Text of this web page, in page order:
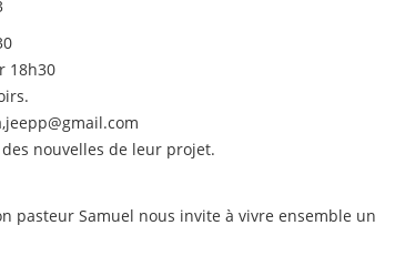
18h30
jeepp@gmail.com
nouvelles de leur projet.
pasteur Samuel nous invite à vivre ensemble un